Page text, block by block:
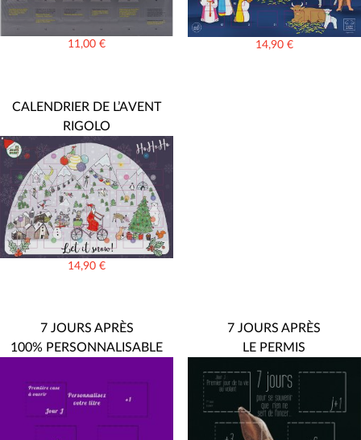
11,00€ 14,90 €
CALENDRIER DE L’AVENT
RIGOLO
14,90€
7 JOURS APRÈS
100% PERSONNALISABLE
7 JOURS APRÈS
LE PERMIS